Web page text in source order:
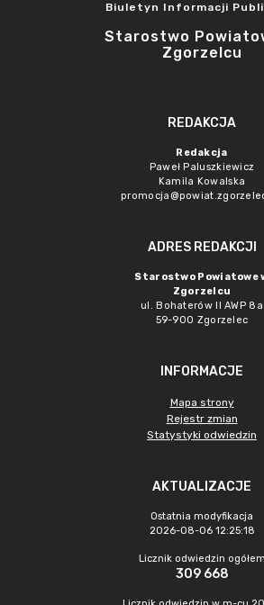
Biuletyn Informacji
Starostwo
Zgorzelcu
REDAKCJA
Redakcja
Paweł Paluszkiewicz
Kamila Kowalska
ADRES REDAKCJI
Starostwo Powiatowe
Zgorzelcu
ul. Bohaterów II AWP 8a
59-900 Zgorzelec
INFORMACJE
Mapa strony
Rejestr zmian
Statystyki odwiedzin
AKTUALIZACJE
Ostatnia modyfikacja
2026-08-06 12:25:18
Licznik odwiedzin ogółem
309 668